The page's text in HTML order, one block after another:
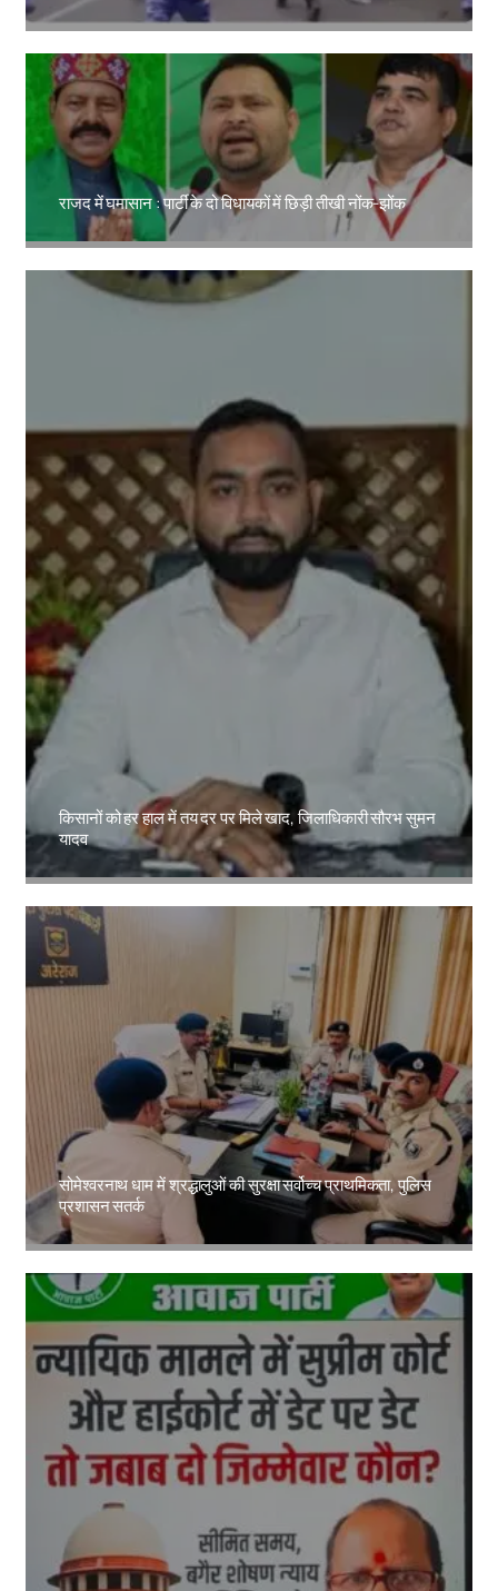
Amit Lekh
राजद में घमासान : पार्टी के दो विधायकों में छिड़ी तीखी नोंक-झोंक
Amit Lekh
किसानों को हर हाल में तय दर पर मिले खाद, जिलाधिकारी सौरभ सुमन
यादव
Amit Lekh
सोमेश्वरनाथ धाम में श्रद्धालुओं की सुरक्षा सर्वोच्च प्राथमिकता, पुलिस
प्रशासन सतर्क